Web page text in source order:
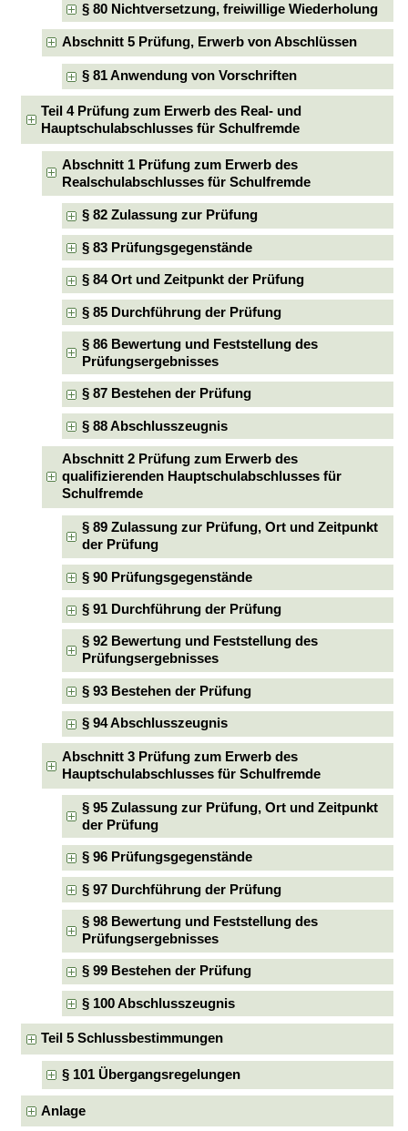
§ 80 Nichtversetzung, freiwillige Wiederholung
Abschnitt 5 Prüfung, Erwerb von Abschlüssen
§ 81 Anwendung von Vorschriften
Teil 4 Prüfung zum Erwerb des Real- und
Hauptschulabschlusses für Schulfremde
Abschnitt 1 Prüfung zum Erwerb des
Realschulabschlusses für Schulfremde
§ 82 Zulassung zur Prüfung
§ 83 Prüfungsgegenstände
§ 84 Ort und Zeitpunkt der Prüfung
§ 85 Durchführung der Prüfung
§ 86 Bewertung und Feststellung des
Prüfungsergebnisses
§ 87 Bestehen der Prüfung
§ 88 Abschlusszeugnis
Abschnitt 2 Prüfung zum Erwerb des
qualifizierenden Hauptschulabschlusses für
Schulfremde
§ 89 Zulassung zur Prüfung, Ort und Zeitpunkt
der Prüfung
§ 90 Prüfungsgegenstände
§ 91 Durchführung der Prüfung
§ 92 Bewertung und Feststellung des
Prüfungsergebnisses
§ 93 Bestehen der Prüfung
§ 94 Abschlusszeugnis
Abschnitt 3 Prüfung zum Erwerb des
Hauptschulabschlusses für Schulfremde
§ 95 Zulassung zur Prüfung, Ort und Zeitpunkt
der Prüfung
§ 96 Prüfungsgegenstände
§ 97 Durchführung der Prüfung
§ 98 Bewertung und Feststellung des
Prüfungsergebnisses
§ 99 Bestehen der Prüfung
§ 100 Abschlusszeugnis
Teil 5 Schlussbestimmungen
§ 101 Übergangsregelungen
Anlage